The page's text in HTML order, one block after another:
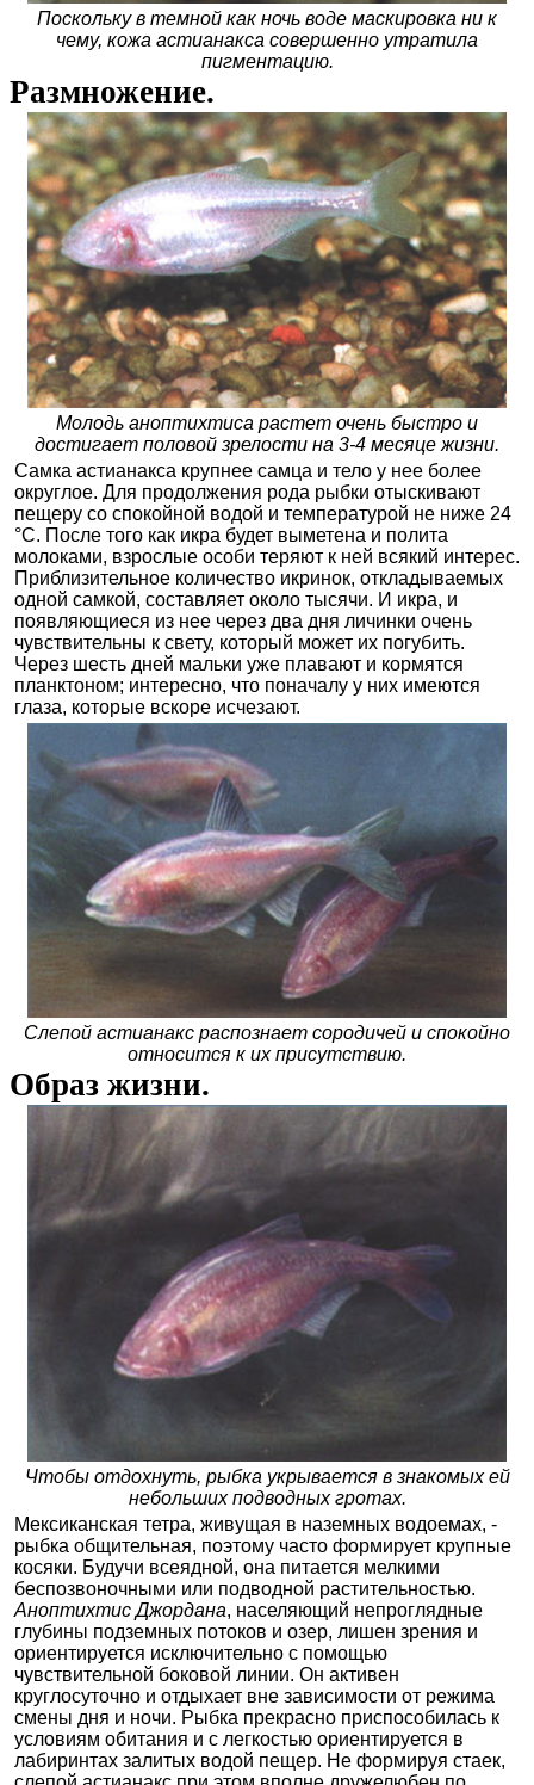
Поскольку в темной как ночь воде маскировка ни к
чему, кожа астианакса совершенно утратила
пигментацию.
Размножение.
Молодь аноптихтиса растет очень быстро и
достигает половой зрелости на 3-4 месяце жизни.
Самка астианакса крупнее самца и тело у нее более
округлое. Для продолжения рода рыбки отыскивают
пещеру со спокойной водой и температурой не ниже 24
°С. После того как икра будет выметена и полита
молоками, взрослые особи теряют к ней всякий интерес.
Приблизительное количество икринок, откладываемых
одной самкой, составляет около тысячи. И икра, и
появляющиеся из нее через два дня личинки очень
чувствительны к свету, который может их погубить.
Через шесть дней мальки уже плавают и кормятся
планктоном; интересно, что поначалу у них имеются
глаза, которые вскоре исчезают.
Слепой астианакс распознает сородичей и спокойно
относится к их присутствию.
Образ жизни.
Чтобы отдохнуть, рыбка укрывается в знакомых ей
небольших подводных гротах.
Мексиканская тетра, живущая в наземных водоемах, -
рыбка общительная, поэтому часто формирует крупные
косяки. Будучи всеядной, она питается мелкими
беспозвоночными или подводной растительностью.
Аноптихтис Джордана, населяющий непроглядные
глубины подземных потоков и озер, лишен зрения и
ориентируется исключительно с помощью
чувствительной боковой линии. Он активен
круглосуточно и отдыхает вне зависимости от режима
смены дня и ночи. Рыбка прекрасно приспособилась к
условиям обитания и с легкостью ориентируется в
лабиринтах залитых водой пещер. Не формируя стаек,